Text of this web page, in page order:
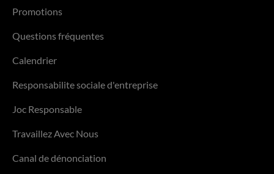
Promotions
Questions fréquentes
Calendrier
Responsabilite sociale d'entreprise
Joc Responsable
Travaillez Avec Nous
Canal de dénonciation